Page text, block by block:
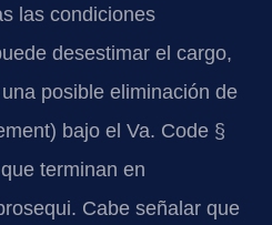
las condiciones
desestimar el cargo,
posible eliminación de
bajo el Va. Code §
terminan en
Cabe señalar que